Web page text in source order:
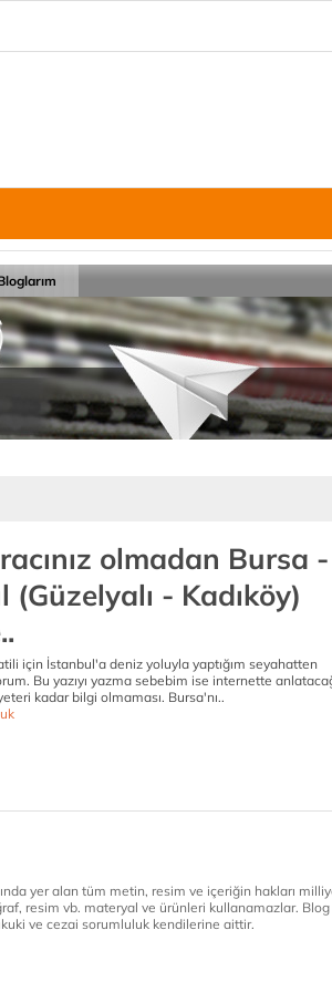
olmadan Bursa -
(Güzelyalı - Kadıköy)
için İstanbul'a deniz yoluyla yaptığım seyahatten
Bu yazıyı yazma sebebim ise internette
kadar bilgi olmaması. Bursa'nı..
yer alan tüm metin, resim ve içeriğin hakları
resim vb. materyal ve ürünleri kullanamazlar. Blog
ve cezai sorumluluk kendilerine aittir.